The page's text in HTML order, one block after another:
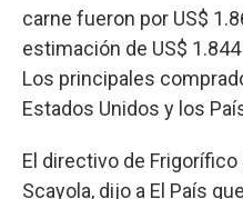
carne fueron por US$
estimación de US$
Los principales
Estados Unidos y los
El directivo de
Scayola, dijo a El País